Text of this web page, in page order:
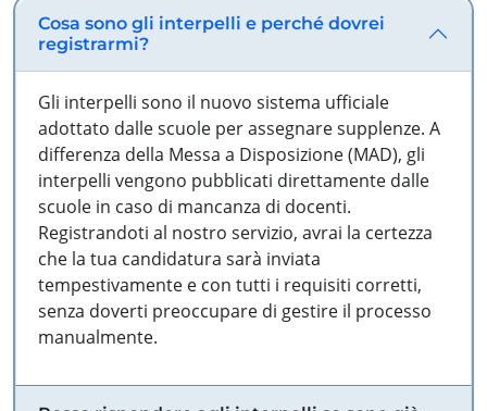
Cosa sono gli interpelli e perché dovrei
registrarmi?
Gli interpelli sono il nuovo sistema ufficiale
adottato dalle scuole per assegnare supplenze. A
differenza della Messa a Disposizione (MAD), gli
interpelli vengono pubblicati direttamente dalle
scuole in caso di mancanza di docenti.
Registrandoti al nostro servizio, avrai la certezza
che la tua candidatura sarà inviata
tempestivamente e con tutti i requisiti corretti,
senza doverti preoccupare di gestire il processo
manualmente.